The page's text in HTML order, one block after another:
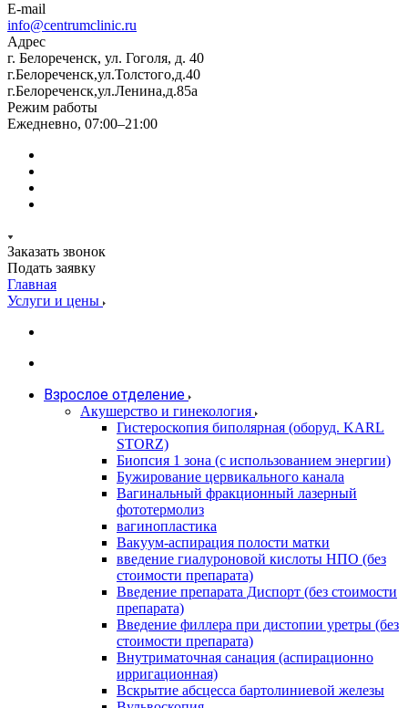
E-mail
info@centrumclinic.ru
Адрес
г. Белореченск, ул. Гоголя, д. 40
г.Белореченск,ул.Толстого,д.40
г.Белореченск,ул.Ленина,д.85а
Режим работы
Ежедневно, 07:00–21:00
Заказать звонок
Подать заявку
Главная
Услуги и цены
Взрослое отделение
Акушерство и гинекология
Гистероскопия биполярная (оборуд. KARL
STORZ)
Биопсия 1 зона (с использованием энергии)
Бужирование цервикального канала
Вагинальный фракционный лазерный
фототермолиз
вагинопластика
Вакуум-аспирация полости матки
введение гиалуроновой кислоты НПО (без
стоимости препарата)
Введение препарата Диспорт (без стоимости
препарата)
Введение филлера при дистопии уретры (без
стоимости препарата)
Внутриматочная санация (аспирационно
ирригационная)
Вскрытие абсцесса бартолиниевой железы